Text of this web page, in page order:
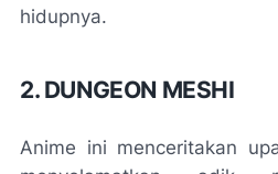
hidupnya.
2. DUNGEON MESHI
Anime ini menceritakan